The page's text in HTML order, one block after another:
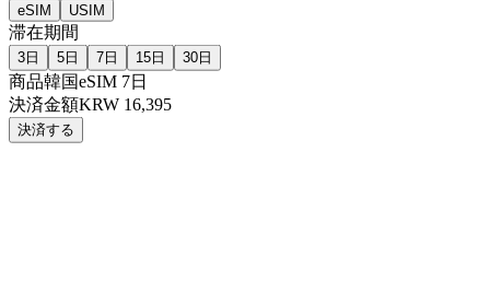
eSIM USIM
滞在期間
3日 5日 7日 15日 30日
商品韓国eSIM 7日
決済金額KRW 16,395
決済する